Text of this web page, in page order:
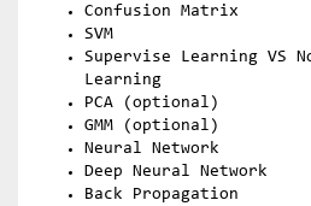
Confusion Matrix
SVM
Supervise Learning VS
Learning
PCA (optional)
GMM (optional)
Neural Network
Deep Neural Network
Back Propagation